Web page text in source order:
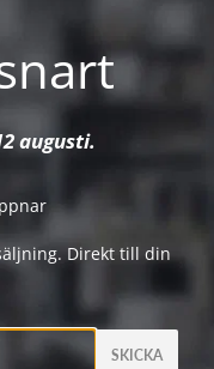
augusti.
Direkt till din